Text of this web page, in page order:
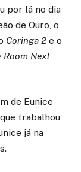
por lá no dia
de Ouro, o
Coringa 2 e o
Room Next
de Eunice
trabalhou
já na